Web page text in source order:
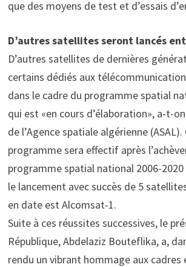
que des moyens de test et d’essais
D’autres satellites seront lancés
D’autres satellites de dernières
certains dédiés aux
dans le cadre du programme spatial
qui est «en cours d’élaboration», a-t-
de l’Agence spatiale algérienne (ASAL).
programme sera effectif après
programme spatial national 2006-
le lancement avec succès de 5
en date est Alcomsat-1.
Suite à ces réussites successives, le
République, Abdelaziz Bouteflika, a,
rendu un vibrant hommage aux cadres